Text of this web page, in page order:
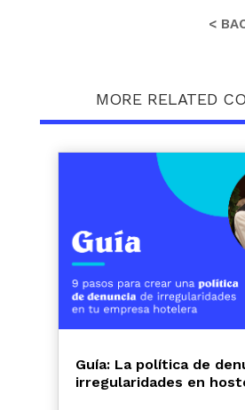
<
MORE RELATED
Guía: La política de
irregularidades en